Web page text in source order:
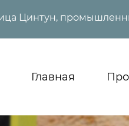
Цинтун,
Главная